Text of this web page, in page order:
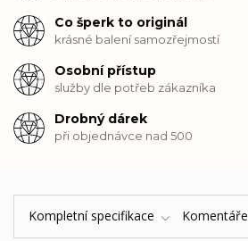
Co šperk to originál
krásné balení samozřejmostí
Osobní přístup
služby dle potřeb zákazníka
Drobný dárek
při objednávce nad 500
Kompletní specifikace Komentáře